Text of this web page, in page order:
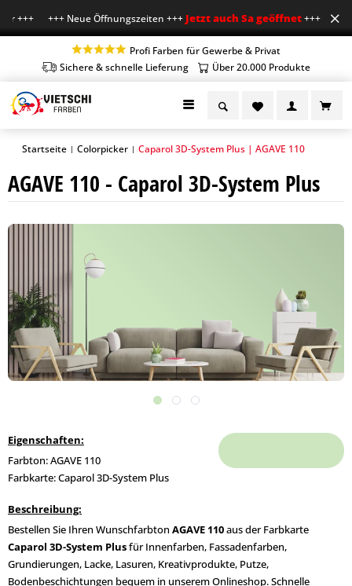
+++ +++ Neue Öffnungszeiten +++Jetzt auch Sa geöffnet+++ Mo-Fr 7-
Profi Farben für Gewerbe & Privat
Sichere & schnelle Lieferung
Über 20.000 Produkte
Startseite | Colorpicker | Caparol 3D-System Plus | AGAVE 110
AGAVE 110 - Caparol 3D-System Plus
Eigenschaften:
Farbton: AGAVE 110
Farbkarte: Caparol 3D-System Plus
Beschreibung:
Bestellen Sie Ihren Wunschfarbton AGAVE 110aus der Farbkarte
Caparol 3D-System Plusfür Innenfarben, Fassadenfarben,
Grundierungen, Lacke, Lasuren, Kreativprodukte, Putze,
Bodenbeschichtungen bequem in unserem Onlineshop. Schnelle